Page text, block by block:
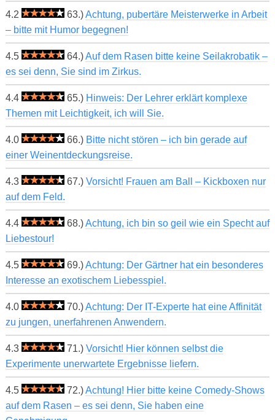
4.2 63.)Achtung, pubertäre Meisterwerke in Arbeit
– bitte mit Humor begegnen!
4.5 64.)Auf dem Rasen bitte keine Seilakrobatik –
es sei denn, Sie sind im Zirkus.
4.4 65.) Hinweis: Der Lehrer erklärt komplexe
Themen mit Leichtigkeit, ich will Sie.
4.0 66.) Bitte nicht stören – ich bin gerade auf
einer Weinentdeckungsreise.
4.3 67.) Vorsicht! Frauen am Ball – Kickboxen nur
auf dem Feld.
4.4 68.)Achtung, ich bin so geil wie ein Specht auf
Liebestour!
4.5 69.)Achtung: Der Gärtner hat ein besonderes
Interesse an exotischem Liebesspiel.
4.0 70.)Achtung: Der IT-Experte hat eine Affinität
zu jungen, unerfahrenen Anwendern.
4.3 71.) Vorsicht! Hier können selbst die
Experimente unerwartete Ergebnisse liefern.
4.5 72.)Achtung! Hier bitte keine Comedy-Shows
auf dem Rasen – es sei denn, Sie haben eine